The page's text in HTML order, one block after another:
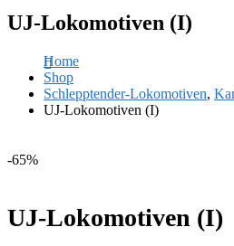
UJ-Lokomotiven (I)
Home
Shop
Schlepptender-Lokomotiven,
UJ-Lokomotiven (I)
-65%
UJ-Lokomotiven (I)